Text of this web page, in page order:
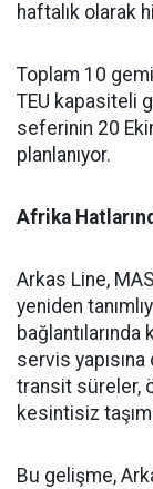
haftalık olarak
Toplam 10
TEU kapasiteli
seferinin 20
planlanıyor.
Afrika
Arkas Line,
yeniden
servis
transit süreler,
kesintisiz
Bu gelişme,